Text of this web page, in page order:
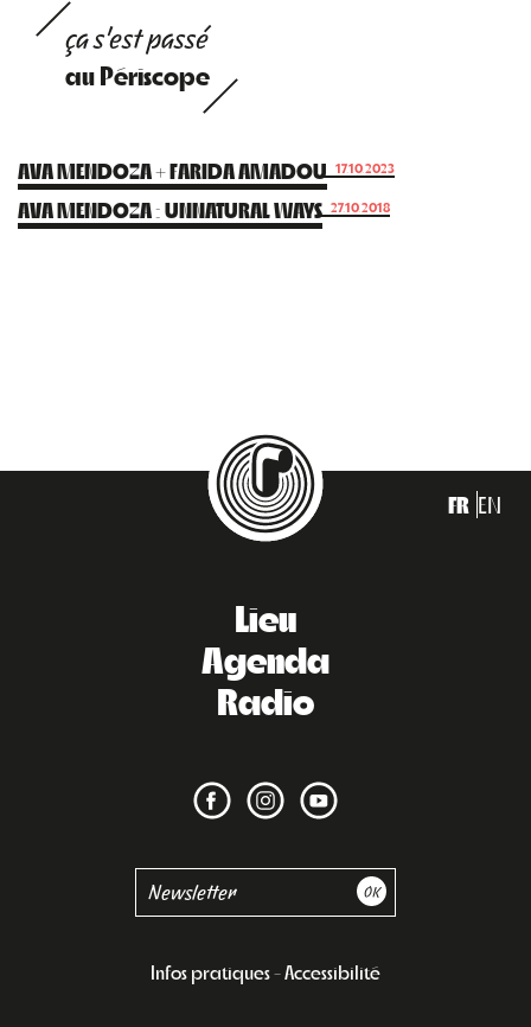
ça s'est passé
au Périscope
AVA MENDOZA + FARIDA AMADOU 17.10.2023
AVA MENDOZA : UNNATURAL WAYS 27.10.2018
FR EN
Lieu
Agenda
Radio
Infos pratiques Accessibilité